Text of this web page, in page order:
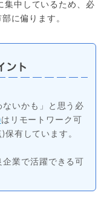
集中しているため、必
に偏ります。
ント
ないかも」と思う必
はリモートワーク可
有しています。
業で活躍できる可